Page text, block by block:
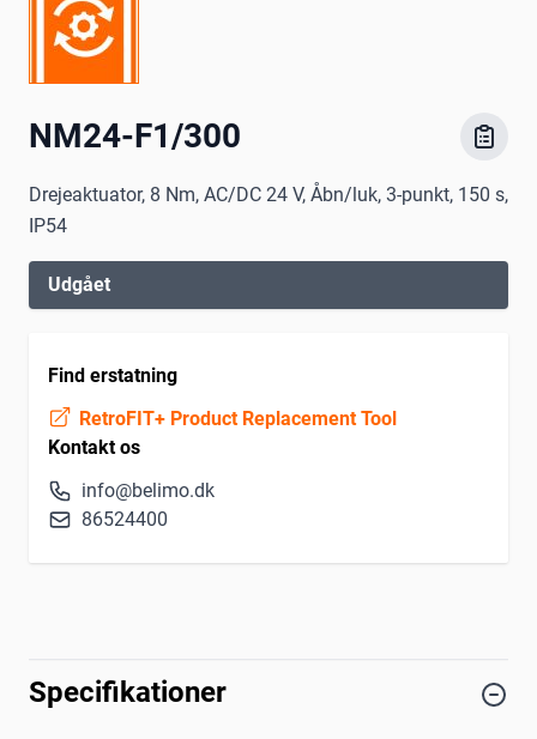
NM24-F1/300
Drejeaktuator, 8 Nm, AC/DC 24 V, Åbn/luk, 3-punkt, 150 s,
IP54
Udgået
Find erstatning
RetroFIT+ Product Replacement Tool
Kontakt os
info@belimo.dk
86524400
Specifikationer